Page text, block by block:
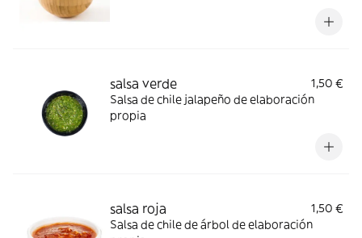
salsa verde
1,50 €
Salsa de chile jalapeño de elaboración
propia
salsa roja
1,50 €
Salsa de chile de árbol de elaboración